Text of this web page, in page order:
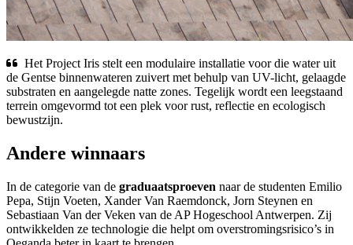
Het Project Iris stelt een modulaire installatie voor die water uit
de Gentse binnenwateren zuivert met behulp van UV-licht, gelaagde
substraten en aangelegde natte zones. Tegelijk wordt een leegstaand
terrein omgevormd tot een plek voor rust, reflectie en ecologisch
bewustzijn.
Andere winnaars
In de categorie van de graduaatsproeven naar de studenten Emilio
Pepa, Stijn Voeten, Xander Van Raemdonck, Jorn Steynen en
Sebastiaan Van der Veken van de AP Hogeschool Antwerpen. Zij
ontwikkelden ze technologie die helpt om overstromingsrisico’s in